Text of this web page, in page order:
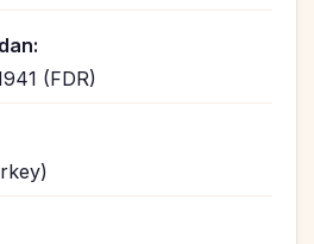
(FDR)